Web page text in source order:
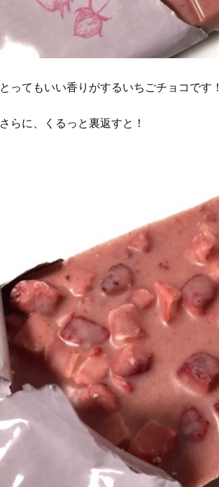
とってもいい香りがするいちごチョコです！
さらに、くるっと裏返すと！